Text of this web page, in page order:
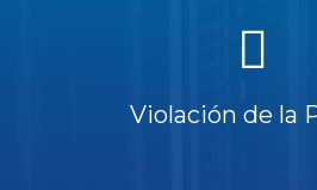
Violación de la